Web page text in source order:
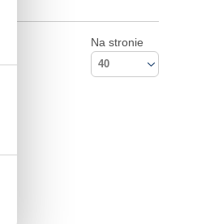
Na stronie
40